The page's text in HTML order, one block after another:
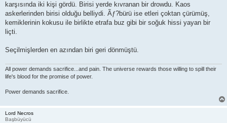
karşısında iki kişi gördü. Birisi yerde kıvranan bir drowdu. Kaos
askerlerinden birisi olduğu belliydi. Ãƒ?bürü ise etleri çoktan çürümüş,
kemiklerinin kokusu ile birlikte etrafa buz gibi bir soğuk hissi yayan bir
liçti.
Seçilmişlerden en azından biri geri dönmüştü.
All power demands sacrifice...and pain. The universe rewards those willing to spill their
life's blood for the promise of power.
Power demands sacrifice.
Lord Necros
Başbüyücü